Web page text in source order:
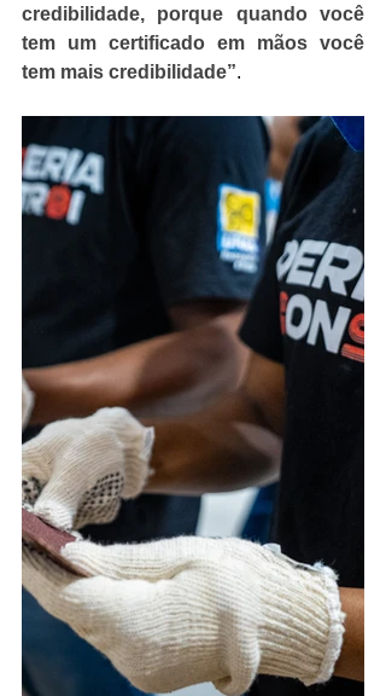
credibilidade, porque quando você
tem um certificado em mãos você
tem mais credibilidade”.